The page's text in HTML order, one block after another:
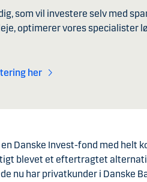
som vil investere selv med
optimerer vores specialister
her
Danske Invest-fond med helt
blevet et eftertragtet
nu har privatkunder i Danske